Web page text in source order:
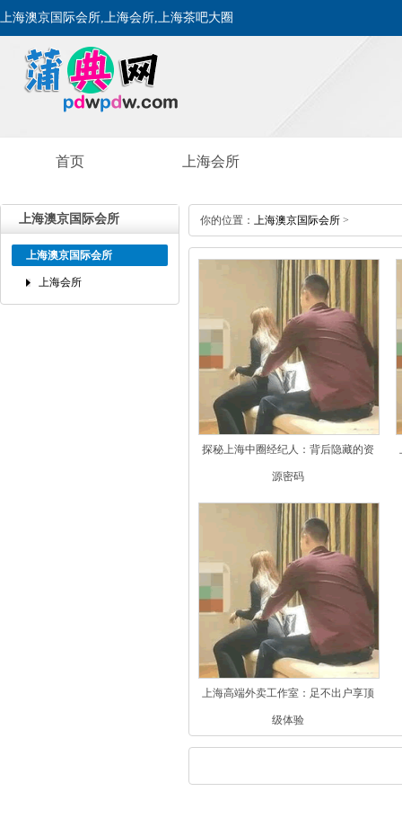
上海澳京国际会所,上海会所,上海茶吧大圈
首页 上海会所
上海澳京国际会所
上海澳京国际会所
上海会所
你的位置： 上海澳京国际会所 >
探秘上海中圈经纪人：背后隐藏的资
源密码
上海高端外卖工作室：足不出户享顶
级体验